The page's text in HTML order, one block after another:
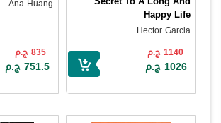
Happy Life
Hector Garcia
1140 ج.م
1026 ج.م
Ana Huang
835 ج.م
751.5 ج.م